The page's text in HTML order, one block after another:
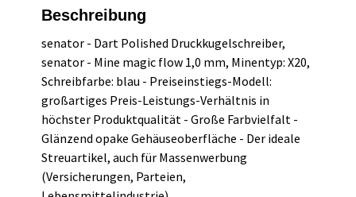
Beschreibung
senator - Dart Polished Druckkugelschreiber,
senator - Mine magic flow 1,0 mm, Minentyp: X20,
Schreibfarbe: blau - Preiseinstiegs-Modell:
großartiges Preis-Leistungs-Verhältnis in
höchster Produktqualität - Große Farbvielfalt -
Glänzend opake Gehäuseoberfläche - Der ideale
Streuartikel, auch für Massenwerbung
(Versicherungen, Parteien,